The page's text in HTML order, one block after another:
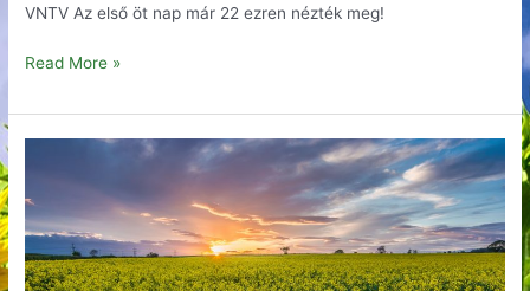
VNTV Az első öt nap már 22 ezren nézték meg!
Read More »
Aranykort
teremtsünk?